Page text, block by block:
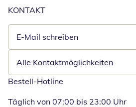
KONTAKT
E-Mail schreiben
Öffnet E-Mail-Client
Alle Kontaktmöglichkeiten
Bestell-Hotline
Täglich von 07:00 bis 23:00 Uhr